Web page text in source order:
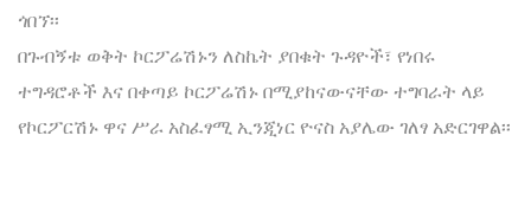
ጎበኘ፡፡
በጉብኝቱ ወቅት ኮርፖሬሽኑን ለስኬት ያበቁት ጉዳዮች፣ የነበሩ
ተግዳሮቶች እና በቀጣይ ኮርፖሬሽኑ በሚያከናውናቸው ተግባራት ላይ
የኮርፖርሽኑ ዋና ሥራ አስፈፃሚ ኢንጂነር ዮናስ አያሌው ገለፃ አድርገዋል፡፡